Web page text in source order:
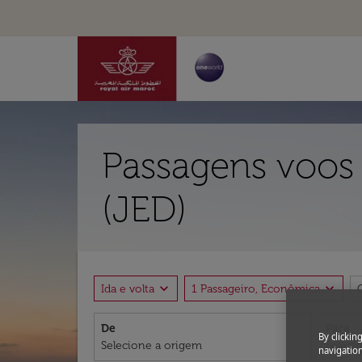
Passagens
(JED)
Ida e volta expand_more 1 Passageiro, Econômicaexpand_more
De
By